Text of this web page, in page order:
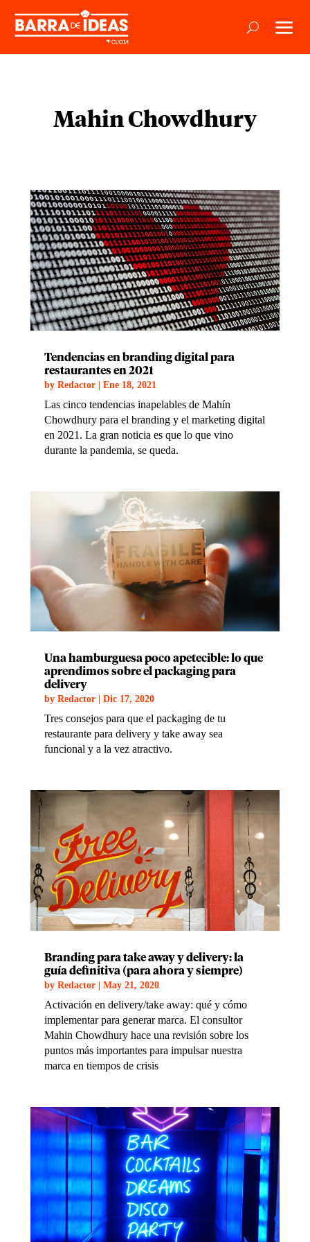
Mahin Chowdhury
Tendencias en branding digital para
restaurantes en 2021
by Redactor| Ene 18, 2021
Las cinco tendencias inapelables de Mahín
Chowdhury para el branding y el marketing digital
en 2021. La gran noticia es que lo que vino
durante la pandemia, se queda.
Una hamburguesa poco apetecible: lo que
aprendimos sobre el packaging para
delivery
by Redactor| Dic 17, 2020
Tres consejos para que el packaging de tu
restaurante para delivery y take away sea
funcional y a la vez atractivo.
Branding para take away y delivery: la
guía definitiva (para ahora y siempre)
by Redactor| May 21, 2020
Activación en delivery/take away: qué y cómo
implementar para generar marca. El consultor
Mahin Chowdhury hace una revisión sobre los
puntos más importantes para impulsar nuestra
marca en tiempos de crisis